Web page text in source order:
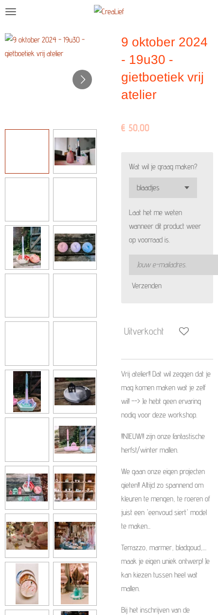
Ga
naar
de
9 oktober 2024
- 19u30 -
gietboetiek vrij
atelier
€ 50,00
Wat wil je graag maken?
Laat het me weten
wanneer dit product weer
op voorraad is.
Verzenden
Uitverkocht
Vrij atelier!! Dat wil zeggen dat je
mag komen maken wat je zelf
wil! --> Je hebt geen ervaring
nodig voor deze workshop.
!!NIEUW!! zijn onze fantastische
herfst/winter mallen.
We gaan onze eigen projecten
gieten!! Altijd zo spannend om
kleuren te mengen, te roeren of
juist een 'eenvoud siert' model
te maken...
Terrazzo, marmer, bladgoud,....
maak je eigen uniek ontwerp! Je
kan kiezen tussen heel wat
mallen.
Bij het inschrijven van de